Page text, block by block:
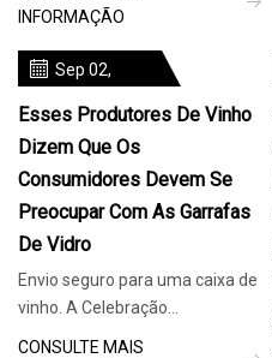
verão na Europa, onde os
conhecedores se amontoam
nos pátios e nos bares para
engolir o espumante laranja
INFORMAÇÃO
Sep 02,
Esses Produtores De Vinho
Dizem Que Os
Consumidores Devem Se
Preocupar Com As Garrafas
De Vidro
Envio seguro para uma caixa de
vinho. A Celebração
CONSULTE MAIS